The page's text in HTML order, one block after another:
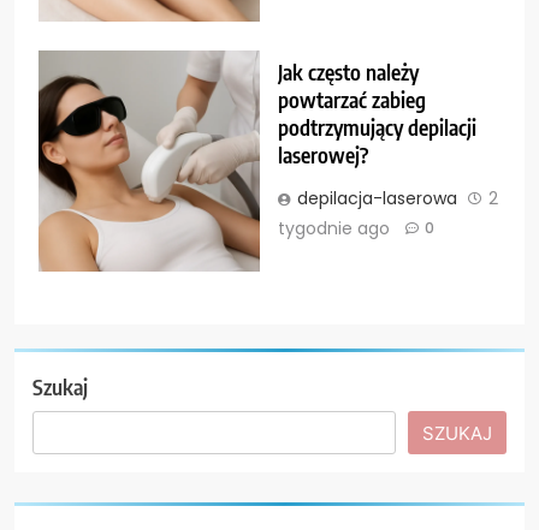
Jak często należy
powtarzać zabieg
podtrzymujący depilacji
laserowej?
depilacja-laserowa
2
tygodnie ago
0
Szukaj
SZUKAJ